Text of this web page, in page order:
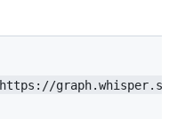
https://